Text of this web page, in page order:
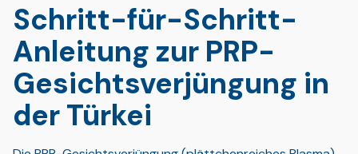
Schritt-für-Schritt-
Anleitung zur PRP-
Gesichtsverjüngung in
der Türkei